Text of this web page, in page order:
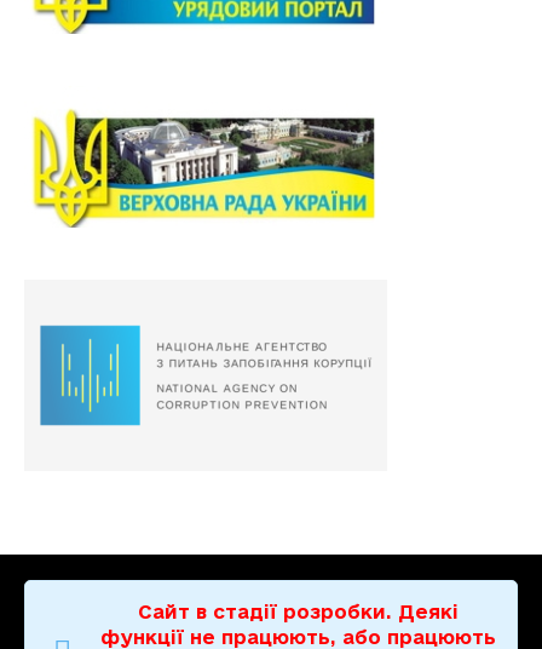
Сайт в стадії розробки. Деякі
функції не працюють, або працюють